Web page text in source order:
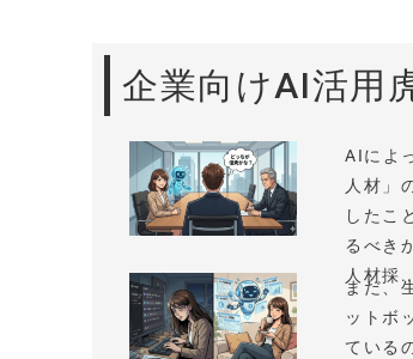
企業向けAI活用
AIによ
人材」
したこ
るべき
人材採
まだ、
ットボ
ている